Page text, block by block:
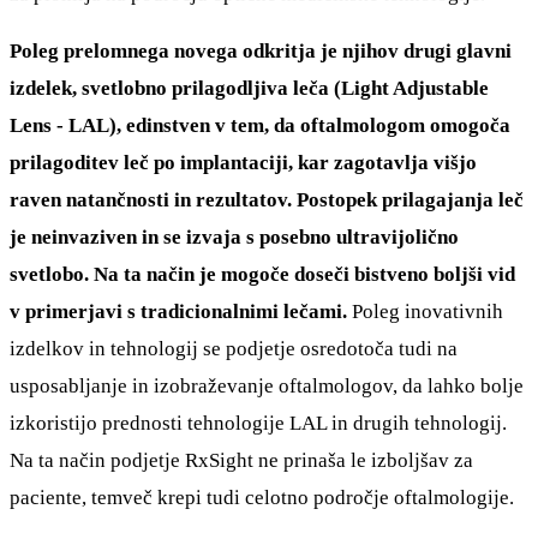
Poleg prelomnega novega odkritja je njihov drugi glavni
izdelek, svetlobno prilagodljiva leča (Light Adjustable
Lens - LAL), edinstven v tem, da oftalmologom omogoča
prilagoditev leč po implantaciji, kar zagotavlja višjo
raven natančnosti in rezultatov. Postopek prilagajanja leč
je neinvaziven in se izvaja s posebno ultravijolično
svetlobo. Na ta način je mogoče doseči bistveno boljši vid
v primerjavi s tradicionalnimi lečami. Poleg inovativnih
izdelkov in tehnologij se podjetje osredotoča tudi na
usposabljanje in izobraževanje oftalmologov, da lahko bolje
izkoristijo prednosti tehnologije LAL in drugih tehnologij.
Na ta način podjetje RxSight ne prinaša le izboljšav za
paciente, temveč krepi tudi celotno področje oftalmologije.